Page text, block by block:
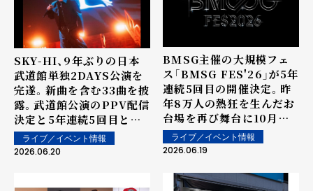
SKY-HI、9年ぶりの日本
武道館単独2DAYS公演を
完遂。新曲を含む33曲を披
露。武道館公演のPPV配信
決定と5年連続5回目とな
る「BMSG FES'26」開催
を発表
ライブ／イベント情報
2026.06.20
BMSG主催の大規模フェ
ス「BMSG FES'26」が5年
連続5回目の開催決定。昨
年8万人の熱狂を生んだお
台場を再び舞台に10月に3
日間開催。SKY-HIツアー
ファイナル日本武道館公演
ライブ／イベント情報
2026.06.19